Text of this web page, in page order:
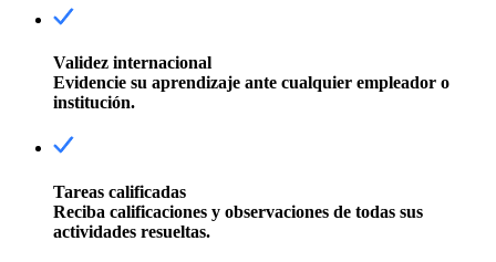
Validez internacional
Evidencie su aprendizaje ante cualquier empleador o
institución.
Tareas calificadas
Reciba calificaciones y observaciones de todas sus
actividades resueltas.